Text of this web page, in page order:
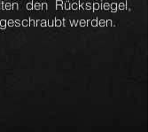
den Rückspiegel,
werden.